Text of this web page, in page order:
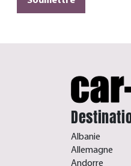
Albanie
Allemagne
Andorre